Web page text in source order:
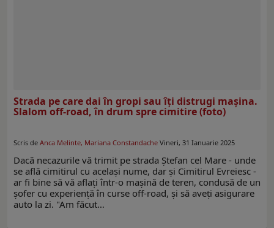
Strada pe care dai în gropi sau îți distrugi maşina.
Slalom off-road, în drum spre cimitire (foto)
Scris de Anca Melinte, Mariana Constandache Vineri, 31 Ianuarie 2025
Dacă necazurile vă trimit pe strada Ștefan cel Mare - unde
se află cimitirul cu acelaşi nume, dar și Cimitirul Evreiesc -
ar fi bine să vă aflați într-o mașină de teren, condusă de un
șofer cu experiență în curse off-road, și să aveţi asigurare
auto la zi. "Am făcut…